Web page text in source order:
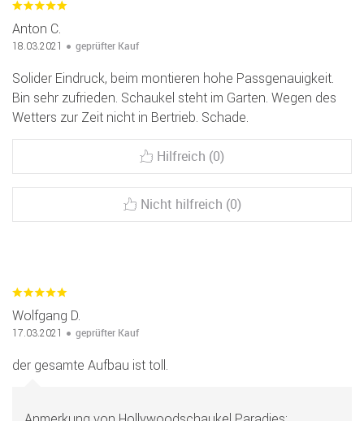
Anton C.
18.03.2021 geprüfter Kauf
Solider Eindruck, beim montieren hohe Passgenauigkeit.
Bin sehr zufrieden. Schaukel steht im Garten. Wegen des
Wetters zur Zeit nicht in Bertrieb. Schade.
Hilfreich (0)
Nicht hilfreich (0)
Wolfgang D.
17.03.2021 geprüfter Kauf
der gesamte Aufbau ist toll.